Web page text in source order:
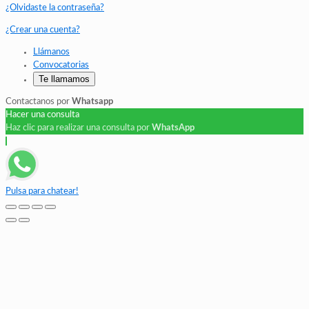
¿Olvidaste la contraseña?
¿Crear una cuenta?
Llámanos
Convocatorias
Te llamamos
Contactanos por Whatsapp
Hacer una consulta
Haz clic para realizar una consulta por WhatsApp
Pulsa para chatear!